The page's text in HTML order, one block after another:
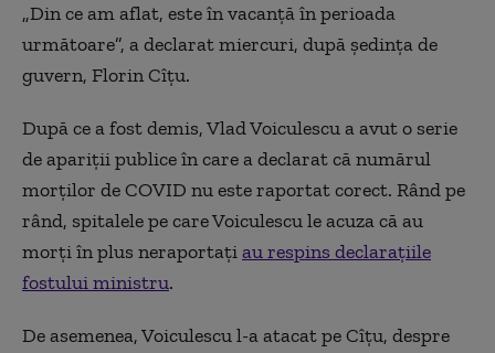
„Din ce am aflat, este în vacanță în perioada
următoare”, a declarat miercuri, după ședința de
guvern, Florin Cîțu.
După ce a fost demis, Vlad Voiculescu a avut o serie
de apariții publice în care a declarat că numărul
morților de COVID nu este raportat corect. Rând pe
rând, spitalele pe care Voiculescu le acuza că au
morți în plus neraportațiau respins declarațiile
fostului ministru.
De asemenea, Voiculescu l-a atacat pe Cîțu, despre